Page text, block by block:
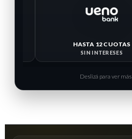
HASTA 12 CUOTAS
SIN INTERESES
Deslizá para ver más